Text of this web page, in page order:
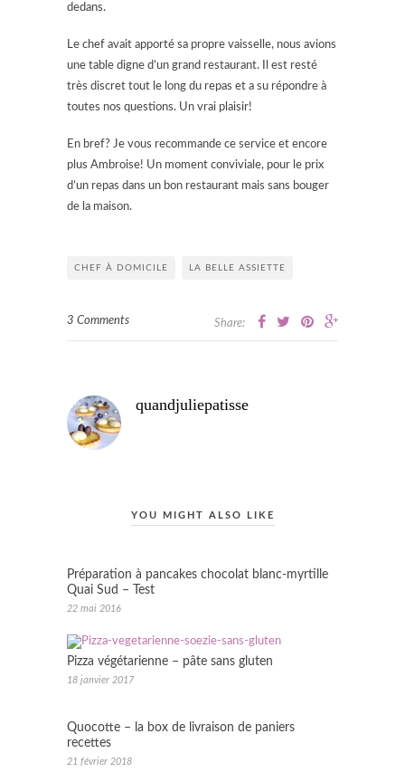
dedans.
Le chef avait apporté sa propre vaisselle, nous avions
une table digne d’un grand restaurant. Il est resté
très discret tout le long du repas et a su répondre à
toutes nos questions. Un vrai plaisir!
En bref? Je vous recommande ce service et encore
plus Ambroise! Un moment conviviale, pour le prix
d’un repas dans un bon restaurant mais sans bouger
de la maison.
CHEF À DOMICILE LA BELLE ASSIETTE
3 Comments Share:
quandjuliepatisse
YOU MIGHT ALSO LIKE
Préparation à pancakes chocolat blanc-myrtille
Quai Sud – Test
22 mai 2016
Pizza végétarienne – pâte sans gluten
18 janvier 2017
Quocotte – la box de livraison de paniers
recettes
21 février 2018